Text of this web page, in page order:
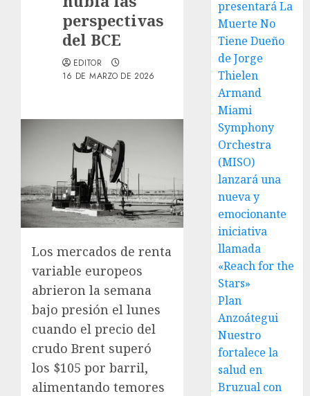
perspectivas
del BCE
EDITOR
16 DE MARZO DE 2026
Los mercados de renta
variable europeos
abrieron la semana
bajo presión el lunes
cuando el precio del
crudo Brent superó
los $105 por barril,
alimentando temores
presentará La
Muerte No
Tiene Dueño
de Jorge
Thielen
Armand
Miami
Symphony
Orchestra
(MISO)
lanzará una
nueva y
emocionante
iniciativa
llamada
«Reach for the
Stars»
Plan
Anzoátegui
Nuestro
fortalece la
salud en
Bruzual con